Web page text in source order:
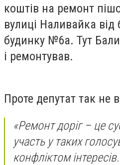
коштів на ремонт
вулиці Наливайка
будинку №6а. Тут
і ремонтував.
Проте депутат так не
«Ремонт доріг – це
участь у таких
конфліктом